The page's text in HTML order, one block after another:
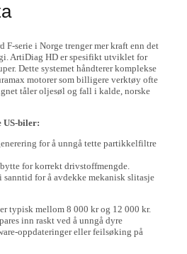
F-serie i Norge trenger mer kraft enn det
ArtiDiag HD er spesifikt utviklet for
Dette systemet håndterer komplekse
motorer som billigere verktøy ofte
tåler oljesøl og fall i kalde, norske
US-biler:
for å unngå tette partikkelfiltre
for korrekt drivstoffmengde.
sanntid for å avdekke mekanisk slitasje
typisk mellom 8 000 kr og 12 000 kr.
inn raskt ved å unngå dyre
oppdateringer eller feilsøking på